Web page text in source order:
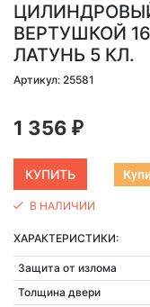
ВЕРТУШКОЙ
ЛАТУНЬ 5 КЛ.
Артикул: 25581
1 356 ₽
В НАЛИЧИИ
ХАРАКТЕРИСТИКИ:
Защита от излома
Толщина двери